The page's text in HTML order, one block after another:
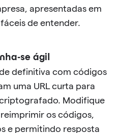
apresentadas em
de entender.
se ágil
definitiva com códigos
uma URL curta para
Modifique
os códigos,
e permitindo resposta